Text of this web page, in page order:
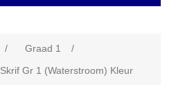
/ Graad 1
/
Skrif Gr 1 (Waterstroom) Kleur